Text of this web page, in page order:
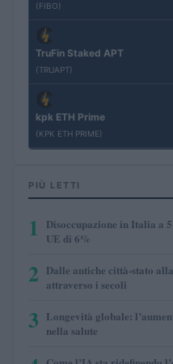
(FIBO)
TruFin Staked APT
(TRUAPT)
kpk ETH Prime
(KPK ETH PRIME)
PIÙ LETTI
1
Disoccupazione in Italia a
UE di 6%
2 Dalle antiche città-stato
attraverso i secoli
3 Longevità globale:
nella salute